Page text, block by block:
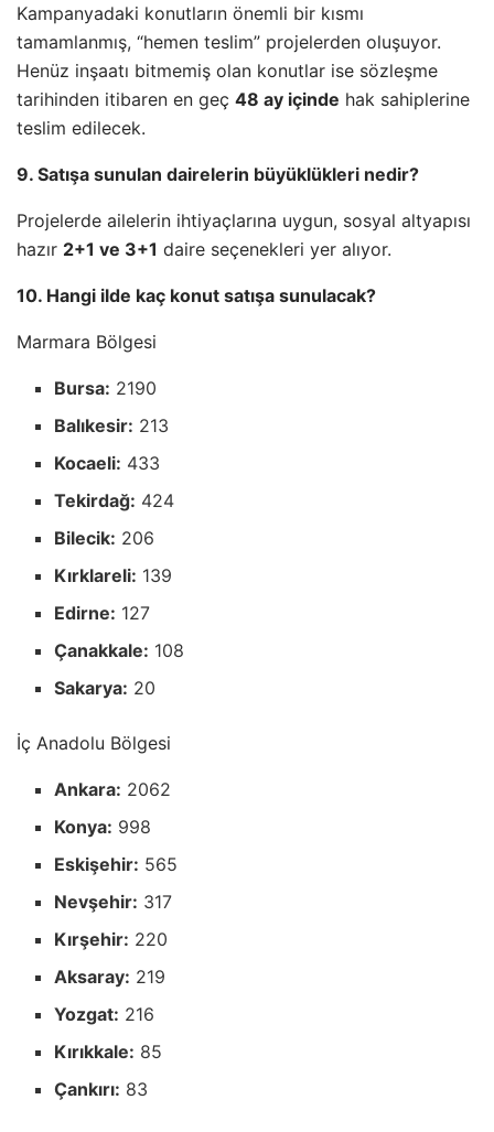
Kampanyadaki konutların önemli bir kısmı
tamamlanmış, “hemen teslim” projelerden oluşuyor.
Henüz inşaatı bitmemiş olan konutlar ise sözleşme
tarihinden itibaren en geç 48 ay içinde hak sahiplerine
teslim edilecek.
9. Satışa sunulan dairelerin büyüklükleri nedir?
Projelerde ailelerin ihtiyaçlarına uygun, sosyal altyapısı
hazır 2+1 ve 3+1 daire seçenekleri yer alıyor.
10. Hangi ilde kaç konut satışa sunulacak?
Marmara Bölgesi
Bursa: 2190
Balıkesir: 213
Kocaeli: 433
Tekirdağ: 424
Bilecik: 206
Kırklareli: 139
Edirne: 127
Çanakkale: 108
Sakarya: 20
İç Anadolu Bölgesi
Ankara: 2062
Konya: 998
Eskişehir: 565
Nevşehir: 317
Kırşehir: 220
Aksaray: 219
Yozgat: 216
Kırıkkale: 85
Çankırı: 83